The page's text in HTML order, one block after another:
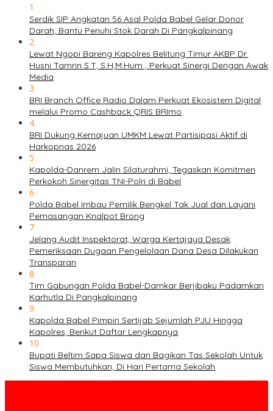
1
Serdik SIP Angkatan 56 Asal Polda Babel Gelar Donor
Darah, Bantu Penuhi Stok Darah Di Pangkalpinang
2
Lewat Ngopi Bareng Kapolres Belitung Timur AKBP Dr.
Husni Tamrin S.T, S.H,M.Hum , Perkuat Sinergi Dengan Awak
Media
3
BRI Branch Office Radio Dalam Perkuat Ekosistem Digital
melalui Promo Cashback QRIS BRImo
4
BRI Dukung Kemajuan UMKM Lewat Partisipasi Aktif di
Harkopnas 2026
5
Kapolda-Danrem Jalin Silaturahmi, Tegaskan Komitmen
Perkokoh Sinergitas TNI-Polri di Babel
6
Polda Babel Imbau Pemilik Bengkel Tak Jual dan Layani
Pemasangan Knalpot Brong
7
Jelang Audit Inspektorat, Warga Kertajaya Desak
Pemeriksaan Dugaan Pengelolaan Dana Desa Dilakukan
Transparan
8
Tim Gabungan Polda Babel-Damkar Berjibaku Padamkan
Karhutla Di Pangkalpinang
9
Kapolda Babel Pimpin Sertijab Sejumlah PJU Hingga
Kapolres, Berikut Daftar Lengkapnya
10
Bupati Beltim Sapa Siswa dan Bagikan Tas Sekolah Untuk
Siswa Membutuhkan, Di Hari Pertama Sekolah